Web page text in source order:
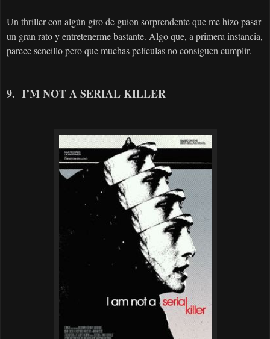
Un thriller con algún giro de guion sorprendente que me hizo pasar
un gran rato y entretenerme bastante. Algo que, a primera instancia,
parece sencillo pero que muchas películas no consiguen cumplir.
9. I’MNOT A SERIAL KILLER